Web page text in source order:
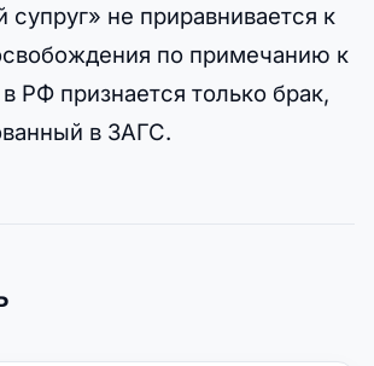
супруг» не приравнивается к
по примечанию к
РФ признается только брак,
в ЗАГС.